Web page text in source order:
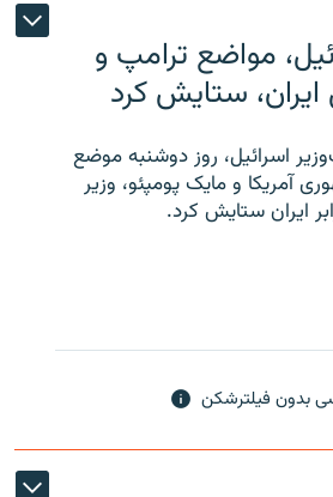
مواضع ترامپ و
ایران، ستایش کرد
اسرائیل، روز دوشنبه موضع
آمریکا و مایک پومپئو، وزیر
ایران ستایش کرد.
بدون فیلترشکن